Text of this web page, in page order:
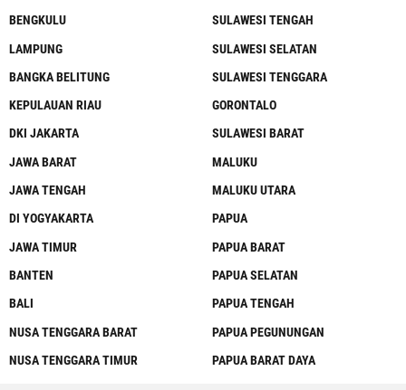
BENGKULU
LAMPUNG
BANGKA BELITUNG
KEPULAUAN RIAU
DKI JAKARTA
JAWA BARAT
JAWA TENGAH
DI YOGYAKARTA
JAWA TIMUR
BANTEN
BALI
NUSA TENGGARA BARAT
NUSA TENGGARA TIMUR
SULAWESI TENGAH
SULAWESI SELATAN
SULAWESI TENGGARA
GORONTALO
SULAWESI BARAT
MALUKU
MALUKU UTARA
PAPUA
PAPUA BARAT
PAPUA SELATAN
PAPUA TENGAH
PAPUA PEGUNUNGAN
PAPUA BARAT DAYA